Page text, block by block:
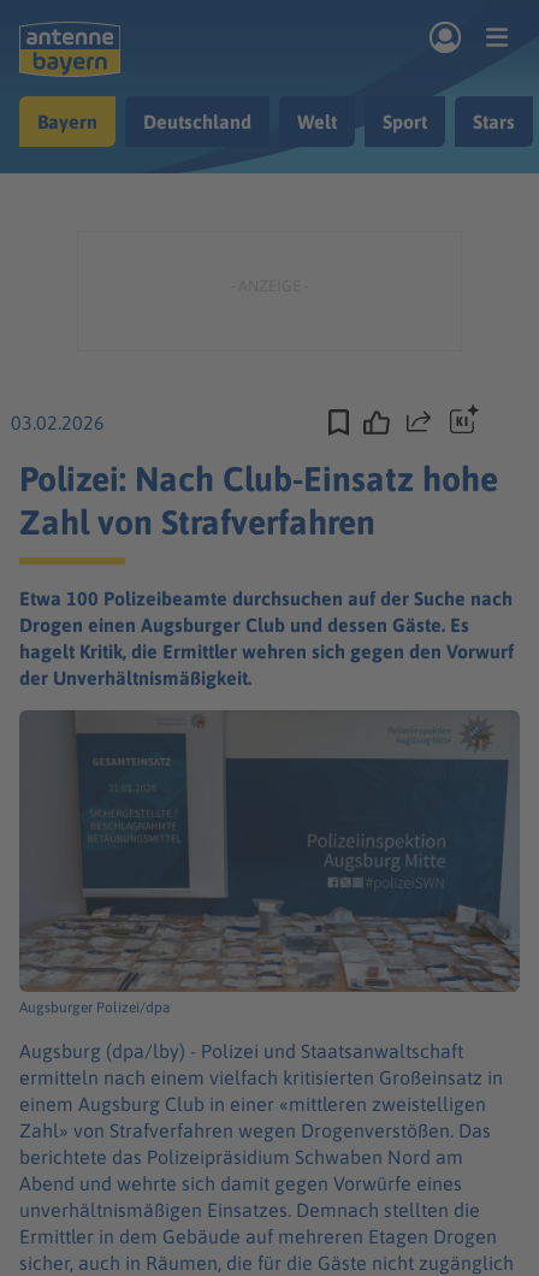
Musik & Radio
Bayern Deutschland Welt Sport Stars
03.02.2026 Teilen
Polizei: Nach Club-Einsatz hohe
Zahl von Strafverfahren
Etwa 100 Polizeibeamte durchsuchen auf der Suche nach
Drogen einen Augsburger Club und dessen Gäste. Es
hagelt Kritik, die Ermittler wehren sich gegen den Vorwurf
der Unverhältnismäßigkeit.
Augsburger Polizei/dpa
Augsburg (dpa/lby) - Polizei und Staatsanwaltschaft
ermitteln nach einem vielfach kritisierten Großeinsatz in
einem Augsburg Club in einer «mittleren zweistelligen
Zahl» von Strafverfahren wegen Drogenverstößen. Das
berichtete das Polizeipräsidium Schwaben Nord am
Abend und wehrte sich damit gegen Vorwürfe eines
unverhältnismäßigen Einsatzes. Demnach stellten die
Ermittler in dem Gebäude auf mehreren Etagen Drogen
sicher, auch in Räumen, die für die Gäste nicht zugänglich